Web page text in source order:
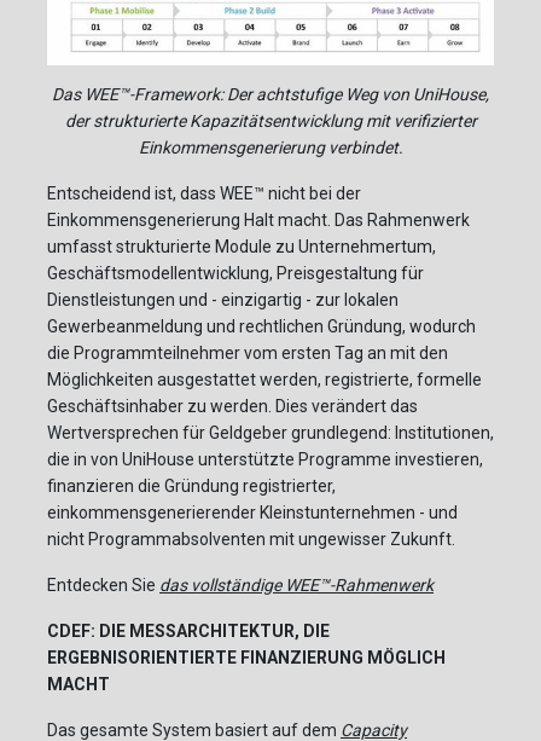
Das WEE™-Framework: Der achtstufige Weg von UniHouse,
der strukturierte Kapazitätsentwicklung mit verifizierter
Einkommensgenerierung verbindet.
Entscheidend ist, dass WEE™ nicht bei der
Einkommensgenerierung Halt macht. Das Rahmenwerk
umfasst strukturierte Module zu Unternehmertum,
Geschäftsmodellentwicklung, Preisgestaltung für
Dienstleistungen und - einzigartig - zur lokalen
Gewerbeanmeldung und rechtlichen Gründung, wodurch
die Programmteilnehmer vom ersten Tag an mit den
Möglichkeiten ausgestattet werden, registrierte, formelle
Geschäftsinhaber zu werden. Dies verändert das
Wertversprechen für Geldgeber grundlegend: Institutionen,
die in von UniHouse unterstützte Programme investieren,
finanzieren die Gründung registrierter,
einkommensgenerierender Kleinstunternehmen - und
nicht Programmabsolventen mit ungewisser Zukunft.
Entdecken Sie das vollständige WEE™-Rahmenwerk
CDEF: DIE MESSARCHITEKTUR, DIE
ERGEBNISORIENTIERTE FINANZIERUNG MÖGLICH
MACHT
Das gesamte System basiert auf dem Capacity